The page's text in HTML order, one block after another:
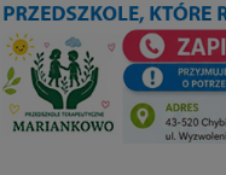
Przejdź
do
treści